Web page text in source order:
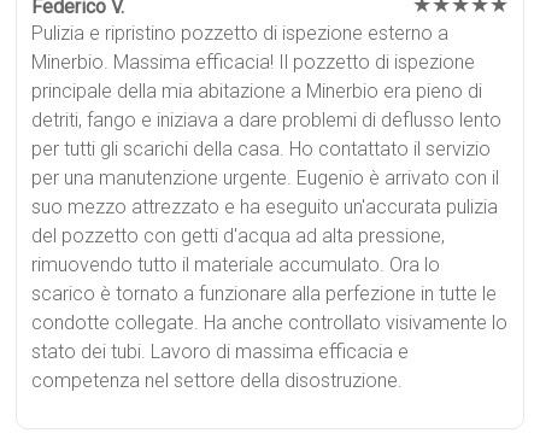
Federico V.
Pulizia e ripristino pozzetto di ispezione esterno a
Minerbio. Massima efficacia! Il pozzetto di ispezione
principale della mia abitazione a Minerbio era pieno di
detriti, fango e iniziava a dare problemi di deflusso lento
per tutti gli scarichi della casa. Ho contattato il servizio
per una manutenzione urgente. Eugenio è arrivato con il
suo mezzo attrezzato e ha eseguito un'accurata pulizia
del pozzetto con getti d'acqua ad alta pressione,
rimuovendo tutto il materiale accumulato. Ora lo
scarico è tornato a funzionare alla perfezione in tutte le
condotte collegate. Ha anche controllato visivamente lo
stato dei tubi. Lavoro di massima efficacia e
competenza nel settore della disostruzione.